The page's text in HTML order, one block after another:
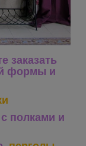
заказать
формы и
полками и